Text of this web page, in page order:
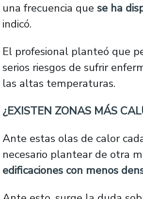
una frecuencia quese ha
indicó.
El profesional planteó que
serios riesgos de sufrir
las altas temperaturas.
¿EXISTEN ZONAS MÁS
Ante estas olas de calor
necesario plantear de otra
edificaciones con menos